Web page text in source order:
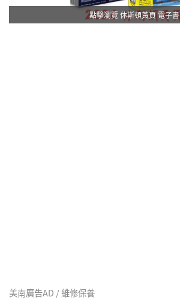
點擊瀏覽 休斯頓黃頁 電子書
美南廣告AD / 維修保養